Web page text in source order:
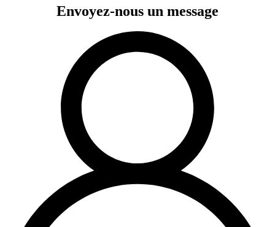
Envoyez-nous un message